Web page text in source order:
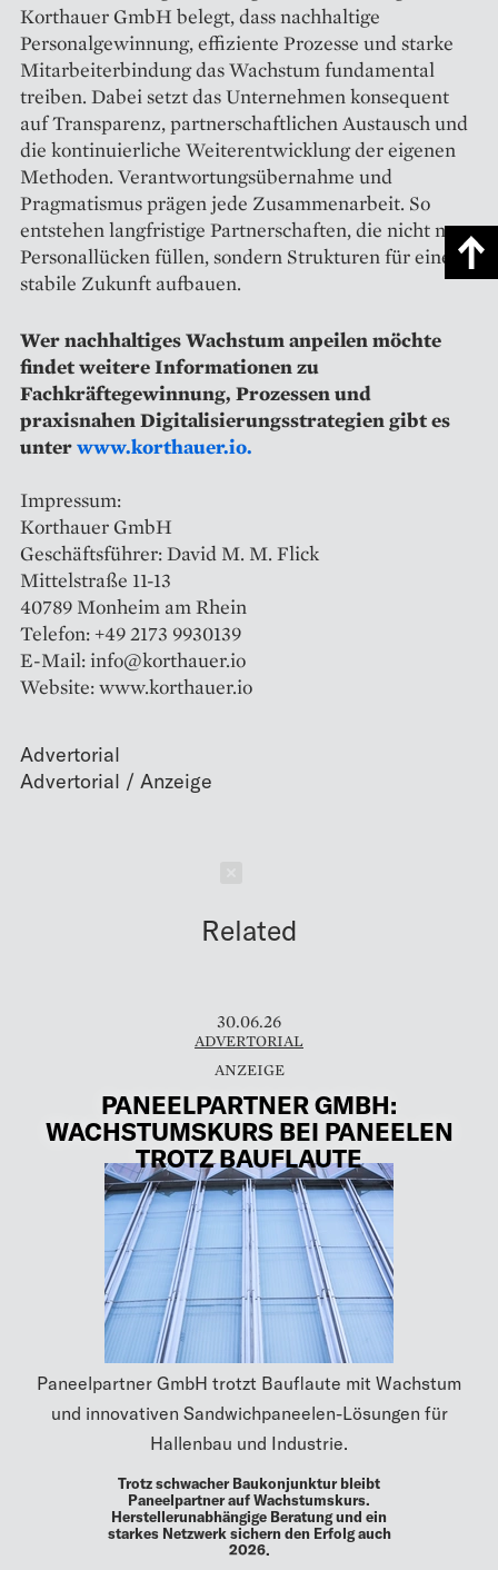
Korthauer GmbH belegt, dass nachhaltige
Personalgewinnung, effiziente Prozesse und starke
Mitarbeiterbindung das Wachstum fundamental
treiben. Dabei setzt das Unternehmen konsequent
auf Transparenz, partnerschaftlichen Austausch und
die kontinuierliche Weiterentwicklung der eigenen
Methoden. Verantwortungsübernahme und
Pragmatismus prägen jede Zusammenarbeit. So
entstehen langfristige Partnerschaften, die nicht nur
Personallücken füllen, sondern Strukturen für eine
stabile Zukunft aufbauen.
Wer nachhaltiges Wachstum anpeilen möchte
findet weitere Informationen zu
Fachkräftegewinnung, Prozessen und
praxisnahen Digitalisierungsstrategien gibt es
unterwww.korthauer.io.
Impressum:
Korthauer GmbH
Geschäftsführer: David M. M. Flick
Mittelstraße 11-13
40789 Monheim am Rhein ‍
Telefon: +49 2173 9930139
E-Mail: info@korthauer.io
Website: www.korthauer.io
Advertorial
Related
30.06.26
ADVERTORIAL
PANEELPARTNER GMBH:
WACHSTUMSKURS BEI PANEELEN
TROTZ BAUFLAUTE
Paneelpartner GmbH trotzt Bauflaute mit Wachstum
und innovativen Sandwichpaneelen-Lösungen für
Hallenbau und Industrie.
Trotz schwacher Baukonjunktur bleibt
Paneelpartner auf Wachstumskurs.
Herstellerunabhängige Beratung und ein
starkes Netzwerk sichern den Erfolg auch
2026.